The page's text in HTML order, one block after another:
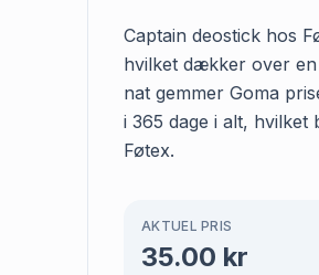
Captain deostick hos
hvilket dækker over
nat gemmer Goma
i 365 dage i alt,
Føtex.
AKTUEL PRIS
35.00 kr